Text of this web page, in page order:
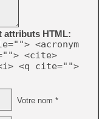
attributs HTML:
<acronym
<cite>
<q cite="">
Votre nom *